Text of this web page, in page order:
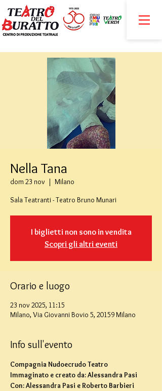
Nella Tana
dom 23 nov
  |
Milano
Sala Teatranti - Teatro Bruno Munari
I biglietti non sono in vendita
Scopri gli altri eventi
Orario e luogo
23 nov 2025, 11:15
Milano, Via Giovanni Bovio 5, 20159 Milano
Info sull'evento
Compagnia Nudoecrudo Teatro
Immaginato e creato da: Alessandra Pasi
Con: Alessandra Pasi e Roberto Barbieri